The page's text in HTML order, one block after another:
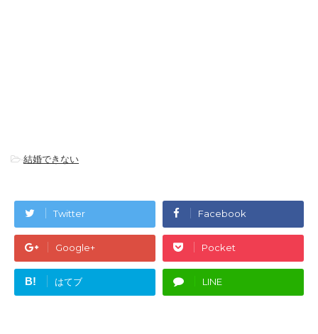
-結婚できない
Twitter Facebook
Google+ Pocket
B! はてブ LINE